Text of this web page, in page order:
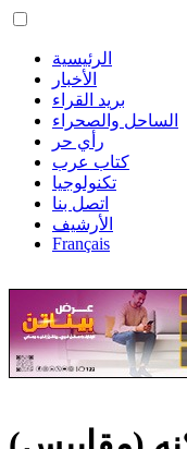
الرئيسية
الأخبار
بريد القراء
الساحل والصحراء
رأي حر
كتاب عرب
تكنولوجيا
اتصل بنا
الأرشيف
Français